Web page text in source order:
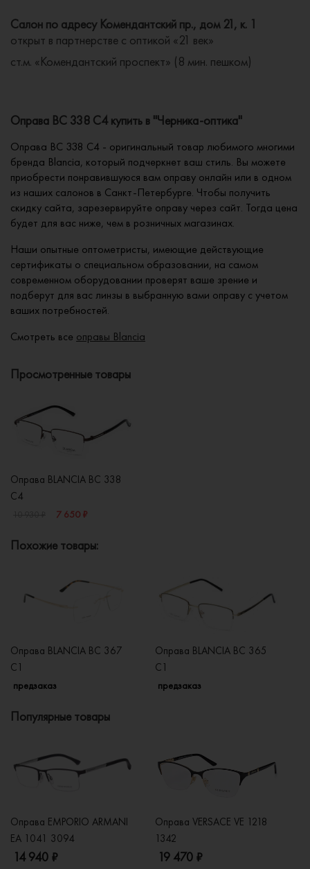
Салон по адресу Комендантский пр., дом 21, к. 1
открыт в партнерстве с оптикой «21 век»
ст.м. «Комендантский проспект» (8 мин. пешком)
Оправа BC 338 C4 купить в "Черника-оптика"
Оправа BC 338 C4 - оригинальный товар любимого многими
бренда Blancia, который подчеркнет ваш стиль. Вы можете
приобрести понравившуюся вам оправу онлайн или в одном
из наших салонов в Санкт-Петербурге. Чтобы получить
скидку сайта, зарезервируйте оправу через сайт. Тогда цена
будет для вас ниже, чем в розничных магазинах.
Наши опытные оптометристы, имеющие действующие
сертификаты о специальном образовании, на самом
современном оборудовании проверят ваше зрение и
подберут для вас линзы в выбранную вами оправу с учетом
ваших потребностей.
Смотреть все оправы Blancia
Просмотренные товары
Оправа BLANCIA BC 338
C4
7 650 ₽
Похожие товары:
Оправа BLANCIA BC 367
C1
предзаказ
Оправа BLANCIA BC 365
C1
предзаказ
Популярные товары
Оправа EMPORIO ARMANI
EA 1041 3094
14 940 ₽
Оправа VERSACE VE 1218
1342
19 470 ₽